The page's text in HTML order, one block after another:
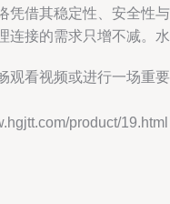
凭借其稳定性、安全性
连接的需求只增不减。
观看视频或进行一场重
product/19.html